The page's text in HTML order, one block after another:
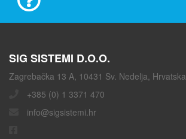
SIG SISTEMI D.O.O.
Zagrebačka 13 A, 10431 Sv. Nedelja, Hrvatska
+385 (0) 1 3371 470
info@sigsistemi.hr